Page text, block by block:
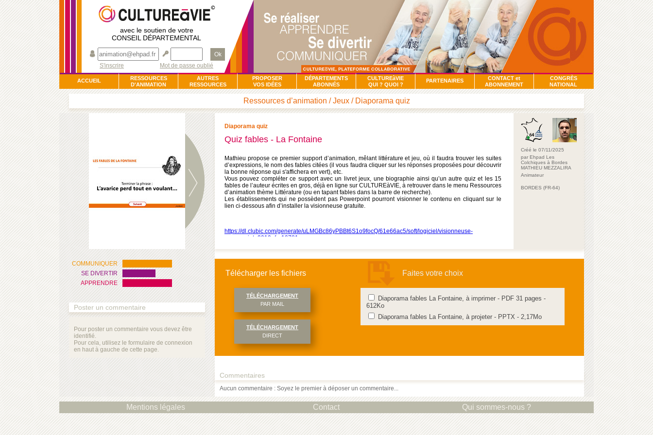
avec le soutien de votre
CONSEIL DÉPARTEMENTAL
Ok
S'inscrire
Mot de passe oublié
ACCUEIL
RESSOURCES
D'ANIMATION
AUTRES
RESSOURCES
PROPOSER
VOS IDÉES
DÉPARTEMENTS
ABONNÉS
CULTUREàVIE
QUI ? QUOI ?
PARTENAIRES
CONTACT et
ABONNEMENT
CONGRÈS
NATIONAL
Ressources d’animation / Jeux / Diaporama quiz
COMMUNIQUER
SE DIVERTIR
APPRENDRE
Poster un commentaire
Pour poster un commentaire vous devez être
identifié.
Pour cela, utilisez le formulaire de connexion
en haut à gauche de cette page.
Diaporama quiz
Quiz fables - La Fontaine
Mathieu propose ce premier support d’animation, mêlant littérature et jeu, où il faudra trouver les suites
d’expressions, le nom des fables citées (il vous faudra cliquer sur les réponses proposées pour découvrir
la bonne réponse qui s'affichera en vert), etc.
Vous pouvez compléter ce support avec un livret jeux, une biographie ainsi qu’un autre quiz et les 15
fables de l’auteur écrites en gros, déjà en ligne sur CULTUREàVIE, à retrouver dans le menu Ressources
d’animation thème Littérature (ou en tapant fables dans la barre de recherche).
Les établissements qui ne possèdent pas Powerpoint pourront visionner le contenu en cliquant sur le
lien ci-dessous afin d’installer la visionneuse gratuite.
https://dl.clubic.com/generate/uLMGBc86yPBBt6S1o9focQ/61e66ac5/soft/logiciel/visionneuse-
powerpoint_2010_fr_10781.exe
Créé le 07/11/2025
par Ehpad Les
Colchiques à Bordes
MATHIEU MEZZALIRA
Animateur
BORDES (FR-64)
Télécharger les fichiers Faites votre choix
TÉLÉCHARGEMENT
PAR MAIL
TÉLÉCHARGEMENT
DIRECT
Diaporama fables La Fontaine, à imprimer - PDF 31 pages -
612Ko
Diaporama fables La Fontaine, à projeter - PPTX - 2,17Mo
Commentaires
Aucun commentaire : Soyez le premier à déposer un commentaire...
Mentions légales Contact Qui sommes-nous ?